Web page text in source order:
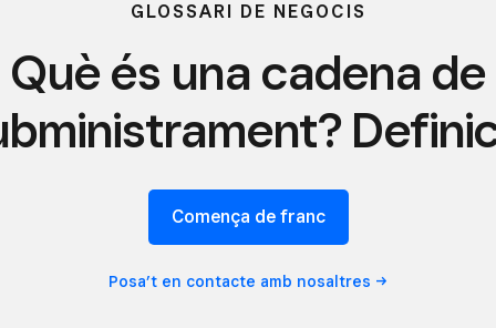
GLOSSARI DE NEGOCIS
Què és una cadena de
Comença de franc
Posa’t en contacte amb nosaltres